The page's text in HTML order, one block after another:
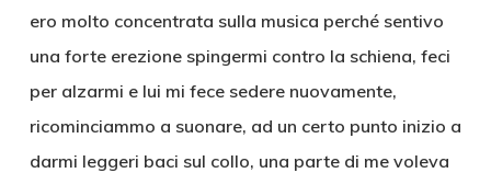
ero molto concentrata sulla musica perché sentivo
una forte erezione spingermi contro la schiena, feci
per alzarmi e lui mi fece sedere nuovamente,
ricominciammo a suonare, ad un certo punto inizio a
darmi leggeri baci sul collo, una parte di me voleva